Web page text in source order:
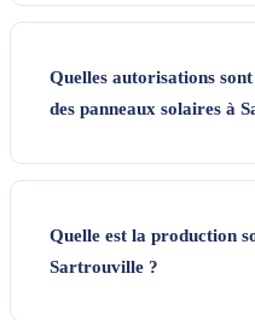
Quelles autorisations
des panneaux solaires à
Quelle est la production
Sartrouville ?